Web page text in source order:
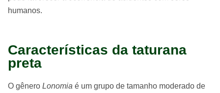
humanos.
Características da taturana
preta
O gênero Lonomia é um grupo de tamanho moderado de